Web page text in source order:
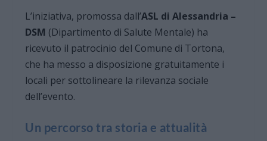
L’iniziativa, promossa dall’ASL di Alessandria –
DSM (Dipartimento di Salute Mentale) ha
ricevuto il patrocinio del Comune di Tortona,
che ha messo a disposizione gratuitamente i
locali per sottolineare la rilevanza sociale
dell’evento.
Un percorso tra storia e attualità